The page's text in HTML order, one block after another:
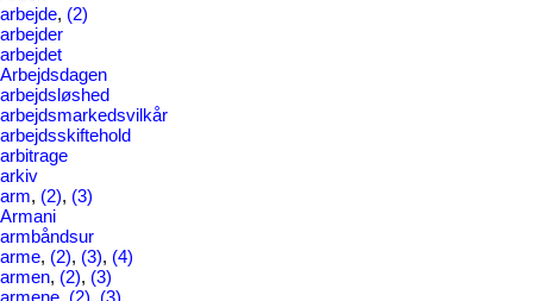
arbejde, (2)
arbejder
arbejdet
Arbejdsdagen
arbejdsløshed
arbejdsmarkedsvilkår
arbejdsskiftehold
arbitrage
arkiv
arm, (2), (3)
Armani
armbåndsur
arme, (2), (3), (4)
armen, (2), (3)
armene, (2), (3)